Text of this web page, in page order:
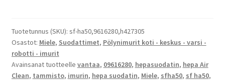
määrä
Tuotetunnus (SKU): sf-ha50,9616280,h427305
Osastot: Miele, Suodattimet, Pölynimurit koti - keskus - varsi -
robotti - imurit
Avainsanat tuotteelle vantaa, 09616280, hepasuodatin, hepa Air
Clean, tammisto, imurin, hepa suodatin, Miele, sfha50, sf ha50,